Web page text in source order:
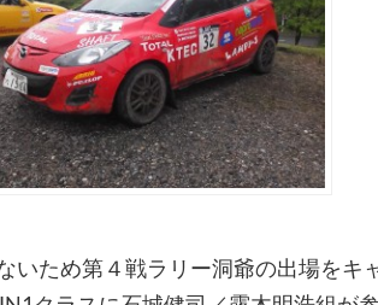
いため第４戦ラリー洞爺の出場をキ